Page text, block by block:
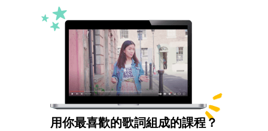
用你最喜歡的歌詞組成的課程？